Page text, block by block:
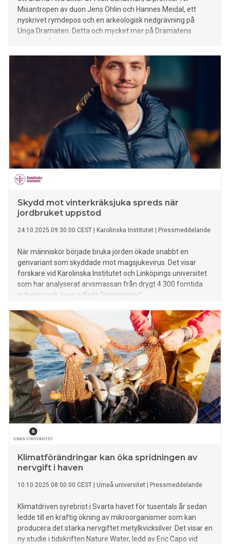
Misantropen av duon Jens Ohlin och Hannes Meidal, ett
nyskrivet rymdepos och en arkeologisk nedgrävning på
Unga Dramaten. Detta och mycket mer på Dramatens
scener i vår.
Skydd mot vinterkräksjuka spreds när
jordbruket uppstod
24.10.2025 09:30:00 CEST Karolinska Institutet Pressmeddelande
När människor började bruka jorden ökade snabbt en
genvariant som skyddade mot magsjukevirus. Det visar
forskare vid Karolinska Institutet och Linköpings universitet
som har analyserat arvsmassan från drygt 4 300 forntida
individer och även odlade ”minitarmar”.
Klimatförändringar kan öka spridningen av
nervgift i haven
10.10.2025 08:00:00 CEST Umeå universitet Pressmeddelande
Klimatdriven syrebrist i Svarta havet för tusentals år sedan
ledde till en kraftig ökning av mikroorganismer som kan
producera det starka nervgiftet metylkvicksilver. Det visar en
ny studie i tidskriften Nature Water, ledd av Eric Capo vid